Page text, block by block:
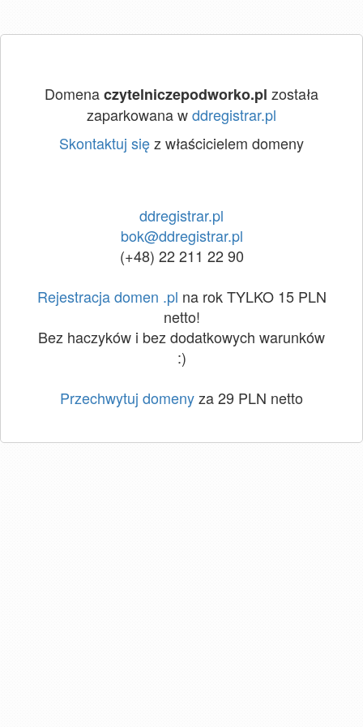
Domenaczytelniczepodworko.pl została
zaparkowana wddregistrar.pl
Skontaktuj sięz właścicielem domeny
ddregistrar.pl
bok@ddregistrar.pl
(+48) 22 211 22 90
Rejestracja domen .pl na rok TYLKO 15 PLN
netto!
Bez haczyków i bez dodatkowych warunków
:)
Przechwytuj domenyza 29 PLN netto